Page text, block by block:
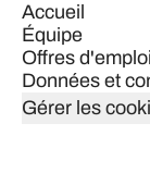
Accueil
Équipe
Offres d'emploi
Données et
Gérer les